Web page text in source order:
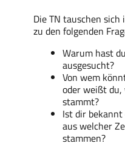
Die TN tauschen
zu den folgenden
Warum hast
ausgesucht?
Von wem
oder weißt
stammt?
Ist dir
aus welcher
stammen?